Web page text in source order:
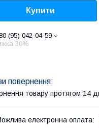
Купити
(95) 042-04-59
30%
товару протягом 14